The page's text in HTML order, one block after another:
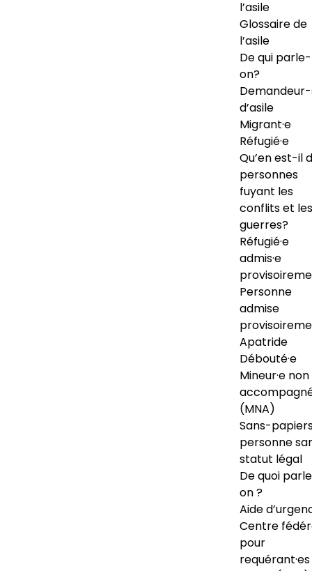
l’asile
Glossaire de
l’asile
De qui
on?
d’asile
Migrant·e
Réfugié·e
Qu’en est-il
personnes
fuyant les
conflits et les
guerres?
Réfugié·e
admis·e
Personne
admise
Apatride
Débouté·e
Mineur·e non
(MNA)
Sans-
personne
statut légal
De quoi
on ?
Aide
Centre
pour
requérant·es